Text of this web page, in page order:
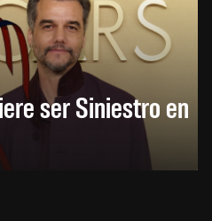
ser Siniestro en